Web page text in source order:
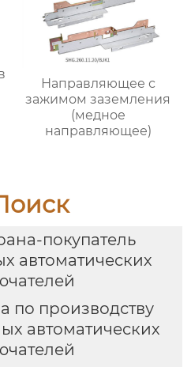
Направляющее с
зажимом заземления
(медное
направляющее)
покупатель
автоматических
по производству
автоматических